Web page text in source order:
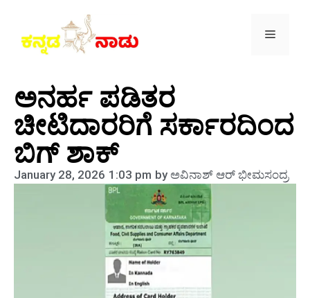
ಅನರ್ಹ ಪಡಿತರ
ಚೀಟಿದಾರರಿಗೆ ಸರ್ಕಾರದಿಂದ
ಬಿಗ್ ಶಾಕ್
January 28, 2026 1:03 pm byಅವಿನಾಶ್‌ ಆರ್‌ ಭೀಮಸಂದ್ರ